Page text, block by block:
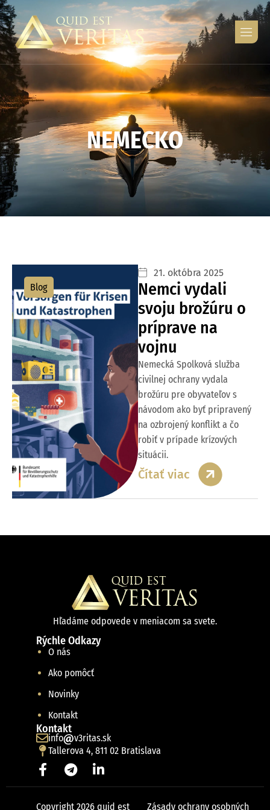
NEMECKO
Blog
21. októbra 2025
Nemci vydali
svoju brožúru o
príprave na
vojnu
Nemecká Spolková služba
civilnej ochrany vydala
brožúru pre obyvateľov s
návodom ako byť pripravený
na ozbrojený konflikt a čo
robiť v prípade krízových
situácii.
Čítať viac
Hľadáme odpovede v meniacom sa svete.
Rýchle Odkazy
O nás
Ako pomôcť
Novinky
Kontakt
Kontakt
info
v3ritas.sk
Tallerova 4, 811 02 Bratislava
Copyright 2026 quid est Zásady ochrany osobných